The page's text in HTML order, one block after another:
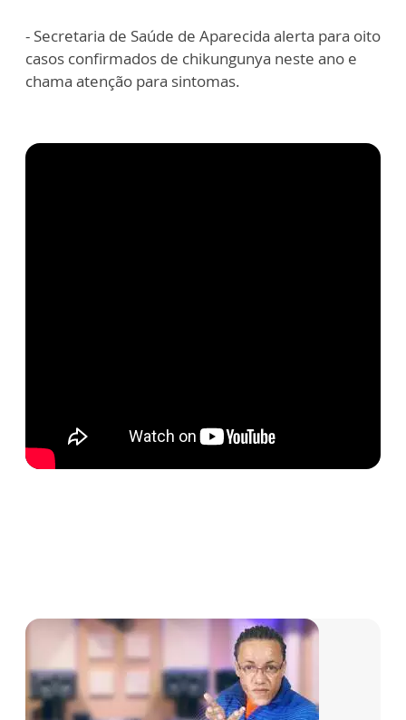
- Secretaria de Saúde de Aparecida alerta para oito
casos confirmados de chikungunya neste ano e
chama atenção para sintomas.